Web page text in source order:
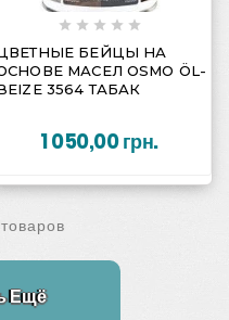
  
    
БЕЙЦЫ НА
МАСЕЛ OSMO ÖL-
3564 ТАБАК
1 050,00 грн.
Ещё